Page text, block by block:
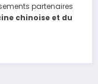
partenaires
chinoise et du